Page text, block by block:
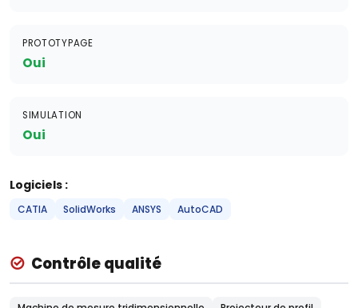
PROTOTYPAGE
Oui
SIMULATION
Oui
Logiciels :
CATIA SolidWorks ANSYS AutoCAD
Contrôle qualité